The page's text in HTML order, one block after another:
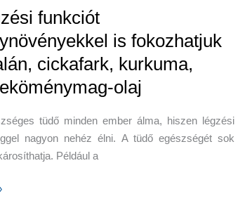
funkciót
is fokozhatjuk
cickafark, kurkuma,
olaj
tüdő minden ember álma, hiszen légzési
nagyon nehéz élni. A tüdő egészségét sok
Például a